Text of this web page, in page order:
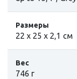
Размеры
22 х 25 х 2,1 см
Вес
746 г